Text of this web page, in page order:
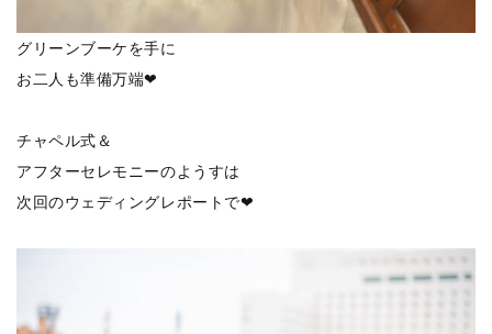
グリーンブーケを手に
お二人も準備万端❤
チャペル式＆
アフターセレモニーのようすは
次回のウェディングレポートで❤